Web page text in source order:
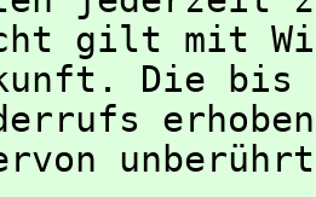
gilt mit
Die bis